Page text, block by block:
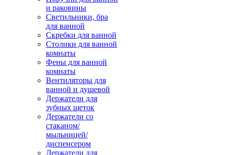
и раковины
Светильники, бра
для ванной
Скребки для ванной
Столики для ванной
комнаты
Фены для ванной
комнаты
Вентиляторы для
ванной и душевой
Держатели для
зубных щеток
Держатели со
стаканом/
мыльницей/
диспенсером
Держатели для